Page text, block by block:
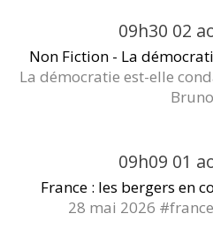
09h30 02
Non Fiction - La
La démocratie est-elle
09h09 01
France : les bergers en
28 mai 2026